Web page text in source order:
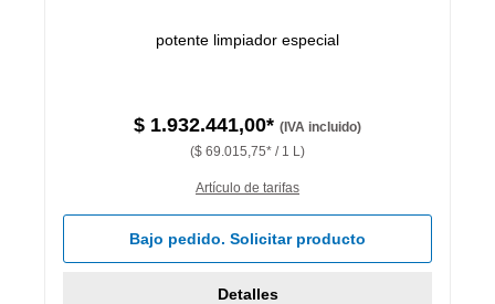
potente limpiador especial
$ 1.932.441,00* (IVA incluido)
($ 69.015,75* / 1 L)
Artículo de tarifas
Bajo pedido. Solicitar producto
Detalles